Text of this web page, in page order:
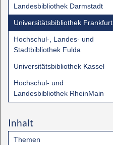
Landesbibliothek Darmstadt
Universitätsbibliothek Frankfurt
Hochschul-, Landes- und
Stadtbibliothek Fulda
Universitätsbibliothek Kassel
Hochschul- und
Landesbibliothek RheinMain
Inhalt
Themen